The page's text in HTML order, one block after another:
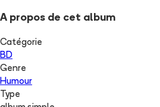
A propos de cet album
Catégorie
BD
Genre
Humour
Type